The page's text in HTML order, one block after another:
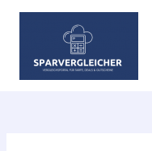
Zum